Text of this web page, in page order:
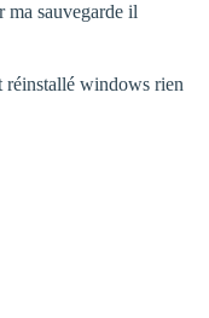
ma sauvegarde il
réinstallé windows rien